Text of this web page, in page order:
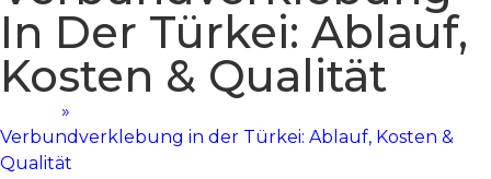
In Der Türkei: Ablauf,
Kosten & Qualität
»
Verbundverklebung in der Türkei: Ablauf, Kosten &
Qualität